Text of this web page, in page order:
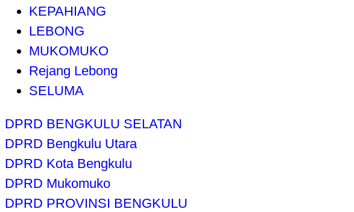
KEPAHIANG
LEBONG
MUKOMUKO
Rejang Lebong
SELUMA
DPRD BENGKULU SELATAN
DPRD Bengkulu Utara
DPRD Kota Bengkulu
DPRD Mukomuko
DPRD PROVINSI BENGKULU